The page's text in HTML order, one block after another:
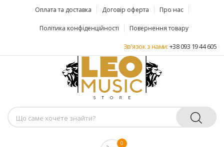
Оплата та доставка Договір оферта Про нас
Політика конфіденційності Повернення товару
Зв'язок з нами:+38 093 19 44 605
0